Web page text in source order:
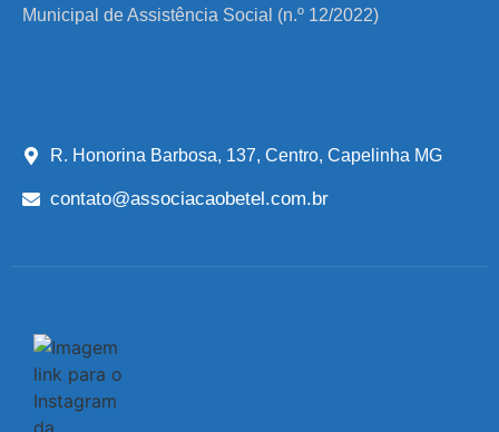
Municipal de Assistência Social (n.º 12/2022)
R. Honorina Barbosa, 137, Centro, Capelinha MG
contato@associacaobetel.com.br